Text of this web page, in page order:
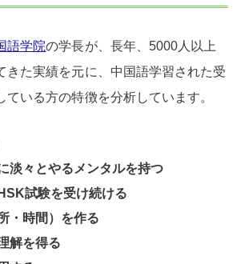
語学院の学長が、長年、5000人以上
きた実績を元に、中国語学習された受
ている方の特徴を分析しています。
淡々とやるメンタルを持つ
試験を受け続ける
・時間）を作る
解を得る